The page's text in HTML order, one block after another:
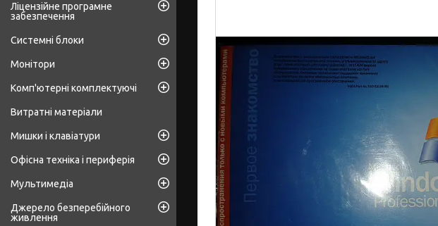
Ліцензійне програмне
забезпечення
Системні блоки
Монітори
Комп'ютерні комплектуючі
Витратні матеріали
Мишки і клавіатури
Офісна техніка і периферія
Мультимедіа
Джерело безперебійного
живлення